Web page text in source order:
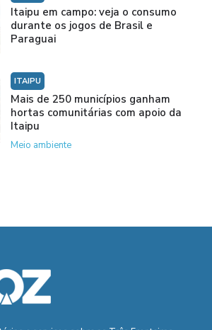
Itaipu em campo: veja o consumo
durante os jogos de Brasil e
Paraguai
ITAIPU
Mais de 250 municípios ganham
hortas comunitárias com apoio da
Itaipu
Meio ambiente